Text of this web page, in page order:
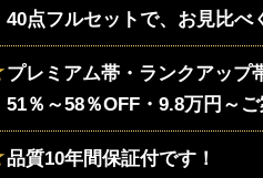
40点フルセットで、お見比べ
プレミアム帯・ランクアップ
51％～58％OFF・9.8万円～ご
品質10年間保証付です！